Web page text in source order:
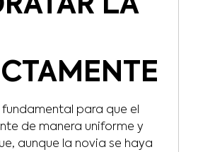
para que el
de manera uniforme y
aunque la novia se haya